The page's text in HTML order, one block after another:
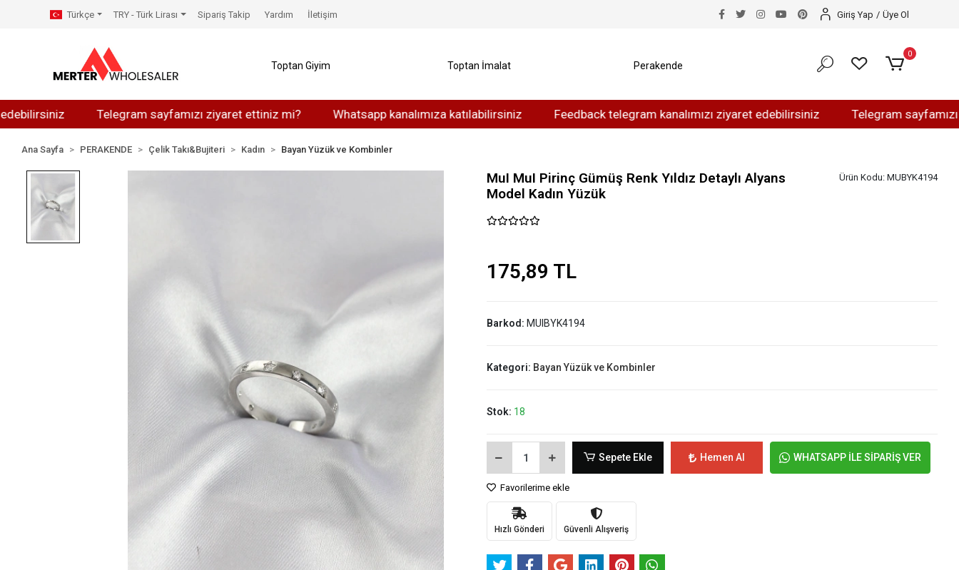
Telegram sayfamızı ziyaret ettiniz mi? Whatsapp kanalımıza katılabilirsiniz Feedback telegram kanalımızı ziyaret edebilirsiniz Telegram sayfamızı
Türkçe TRY - Türk Lirası Sipariş Takip Yardım İletişim Giriş Yap / Üye Ol
Toptan Giyim Toptan İmalat Perakende
0
Ana Sayfa PERAKENDE Çelik Takı&Bujiteri Kadın Bayan Yüzük ve Kombinler
MuI MuI Pirinç Gümüş Renk Yıldız Detaylı Alyans
Model Kadın Yüzük
Ürün Kodu: MUBYK4194
175,89 TL
Barkod: MUIBYK4194
Kategori: Bayan Yüzük ve Kombinler
Stok: 18
Sepete Ekle Hemen Al WHATSAPP İLE SİPARİŞ VER
Favorilerime ekle
Hızlı Gönderi Güvenli Alışveriş